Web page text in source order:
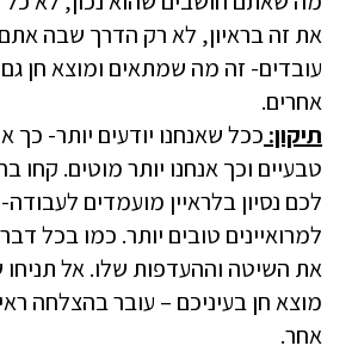
את זה בראיון, לא רק הדרך שבה
עובדים- זה מה שמתאים ומוצא חן גם
אחרים.
תיקון: ככל שאנחנו יודעים יותר- כך
טבעיים וכך אנחנו יותר מוטים. קחו
לכם נסיון בלראיין מועמדים
למרואיינים טובים יותר. כמו בכל
את השיטה וההעדפות שלו. אל
מוצא חן בעיניכם – עובר בהצלחה
אחר.